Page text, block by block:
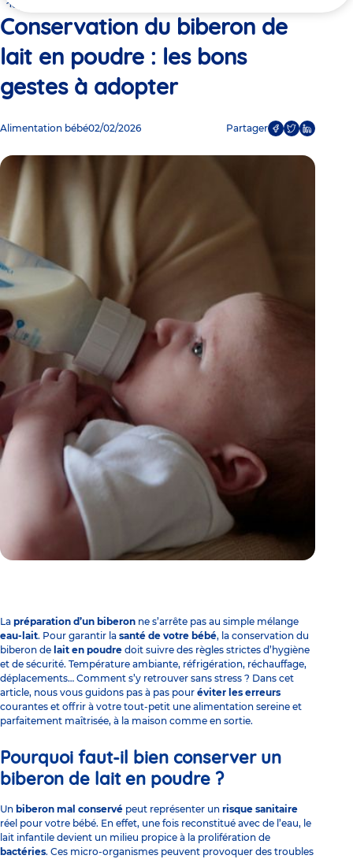
ici
adopter
Conservation du biberon de
lait en poudre : les bons
gestes à adopter
Alimentation bébé02/02/2026 Partager
La préparation d’un biberon ne s’arrête pas au simple mélange
eau-lait. Pour garantir la santé de votre bébé, la conservation du
biberon de lait en poudre doit suivre des règles strictes d’hygiène
et de sécurité. Température ambiante, réfrigération, réchauffage,
déplacements… Comment s’y retrouver sans stress ? Dans cet
article, nous vous guidons pas à pas pour éviter les erreurs
courantes et offrir à votre tout-petit une alimentation sereine et
parfaitement maîtrisée, à la maison comme en sortie.
Pourquoi faut-il bien conserver un
biberon de lait en poudre ?
Un biberon mal conservé peut représenter un risque sanitaire
réel pour votre bébé. En effet, une fois reconstitué avec de l’eau, le
lait infantile devient un milieu propice à la prolifération de
bactéries. Ces micro-organismes peuvent provoquer des troubles